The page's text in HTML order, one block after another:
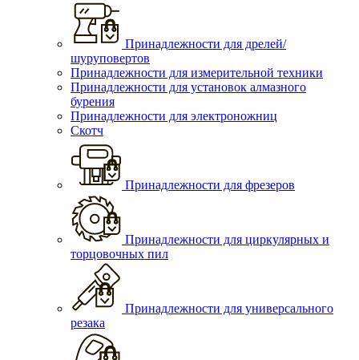
Принадлежности для дрелей/
шуруповертов
Принадлежности для измерительной техники
Принадлежности для установок алмазного
бурения
Принадлежности для электроножниц
Скотч
Принадлежности для фрезеров
Принадлежности для циркулярных и
торцовочных пил
Принадлежности для универсального
резака